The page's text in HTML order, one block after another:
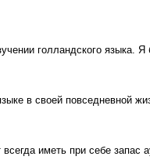
голландского языка. Я
в своей повседневной
иметь при себе